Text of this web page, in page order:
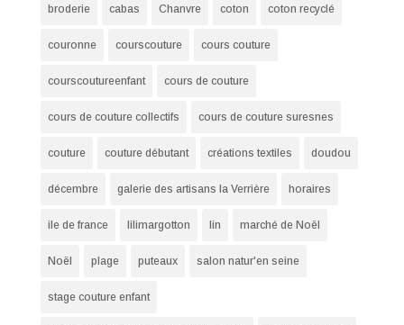
broderie cabas Chanvre coton coton recyclé
couronne courscouture cours couture
courscoutureenfant cours de couture
cours de couture collectifs cours de couture suresnes
couture couture débutant créations textiles doudou
décembre galerie des artisans la Verrière horaires
ile de france lilimargotton lin marché de Noël
Noël plage puteaux salon natur'en seine
stage couture enfant